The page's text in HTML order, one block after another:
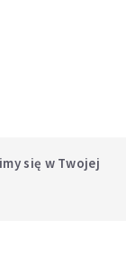
się w Twojej